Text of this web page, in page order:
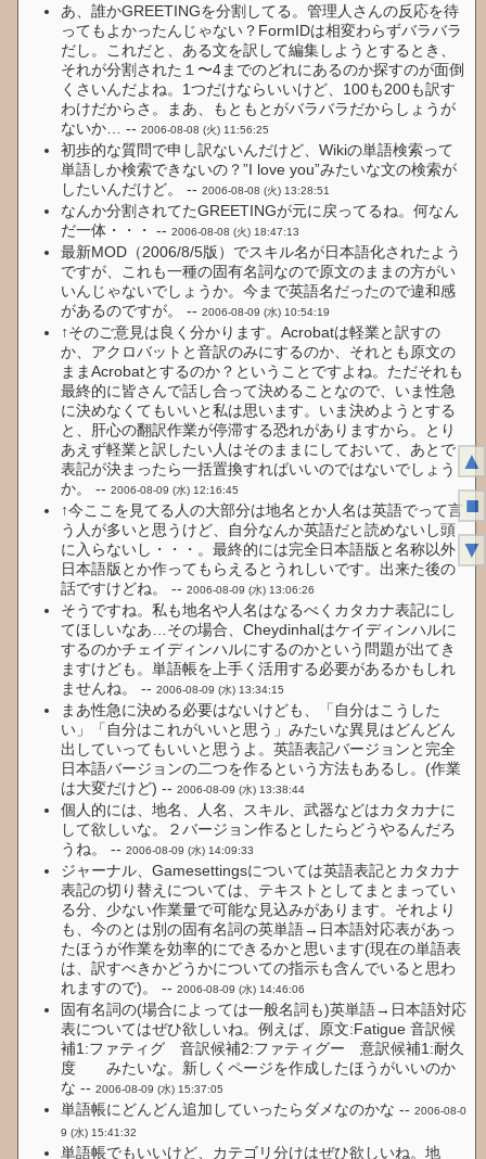
あ、誰かGREETINGを分割してる。管理人さんの反応を待
ってもよかったんじゃない？FormIDは相変わらずバラバラ
だし。これだと、ある文を訳して編集しようとするとき、
それが分割された１〜4までのどれにあるのか探すのが面倒
くさいんだよね。1つだけならいいけど、100も200も訳す
わけだからさ。まあ、もともとがバラバラだからしょうが
ないか… --2006-08-08 (火) 11:56:25
初歩的な質問で申し訳ないんだけど、Wikiの単語検索って
単語しか検索できないの？”I love you”みたいな文の検索が
したいんだけど。 --2006-08-08 (火) 13:28:51
なんか分割されてたGREETINGが元に戻ってるね。何なん
だ一体・・・ --2006-08-08 (火) 18:47:13
最新MOD（2006/8/5版）でスキル名が日本語化されたよう
ですが、これも一種の固有名詞なので原文のままの方がい
いんじゃないでしょうか。今まで英語名だったので違和感
があるのですが。 --2006-08-09 (水) 10:54:19
↑そのご意見は良く分かります。Acrobatは軽業と訳すの
か、アクロバットと音訳のみにするのか、それとも原文の
ままAcrobatとするのか？ということですよね。ただそれも
最終的に皆さんで話し合って決めることなので、いま性急
に決めなくてもいいと私は思います。いま決めようとする
と、肝心の翻訳作業が停滞する恐れがありますから。とり
あえず軽業と訳したい人はそのままにしておいて、あとで
表記が決まったら一括置換すればいいのではないでしょう
か。 --2006-08-09 (水) 12:16:45
↑今ここを見てる人の大部分は地名とか人名は英語でって言
う人が多いと思うけど、自分なんか英語だと読めないし頭
に入らないし・・・。最終的には完全日本語版と名称以外
日本語版とか作ってもらえるとうれしいです。出来た後の
話ですけどね。 --2006-08-09 (水) 13:06:26
そうですね。私も地名や人名はなるべくカタカナ表記にし
てほしいなあ…その場合、Cheydinhalはケイディンハルに
するのかチェイディンハルにするのかという問題が出てき
ますけども。単語帳を上手く活用する必要があるかもしれ
ませんね。 --2006-08-09 (水) 13:34:15
まあ性急に決める必要はないけども、「自分はこうした
い」「自分はこれがいいと思う」みたいな異見はどんどん
出していってもいいと思うよ。英語表記バージョンと完全
日本語バージョンの二つを作るという方法もあるし。(作業
は大変だけど) --2006-08-09 (水) 13:38:44
個人的には、地名、人名、スキル、武器などはカタカナに
して欲しいな。２バージョン作るとしたらどうやるんだろ
うね。 --2006-08-09 (水) 14:09:33
ジャーナル、Gamesettingsについては英語表記とカタカナ
表記の切り替えについては、テキストとしてまとまってい
る分、少ない作業量で可能な見込みがあります。それより
も、今のとは別の固有名詞の英単語→日本語対応表があっ
たほうが作業を効率的にできるかと思います(現在の単語表
は、訳すべきかどうかについての指示も含んでいると思わ
れますので)。 --2006-08-09 (水) 14:46:06
固有名詞の(場合によっては一般名詞も)英単語→日本語対応
表についてはぜひ欲しいね。例えば、原文:Fatigue 音訳候
補1:ファティグ 音訳候補2:ファティグー 意訳候補1:耐久
度 みたいな。新しくページを作成したほうがいいのか
な --2006-08-09 (水) 15:37:05
単語帳にどんどん追加していったらダメなのかな --2006-08-0
9 (水) 15:41:32
単語帳でもいいけど、カテゴリ分けはぜひ欲しいね。地
▲
■
▼